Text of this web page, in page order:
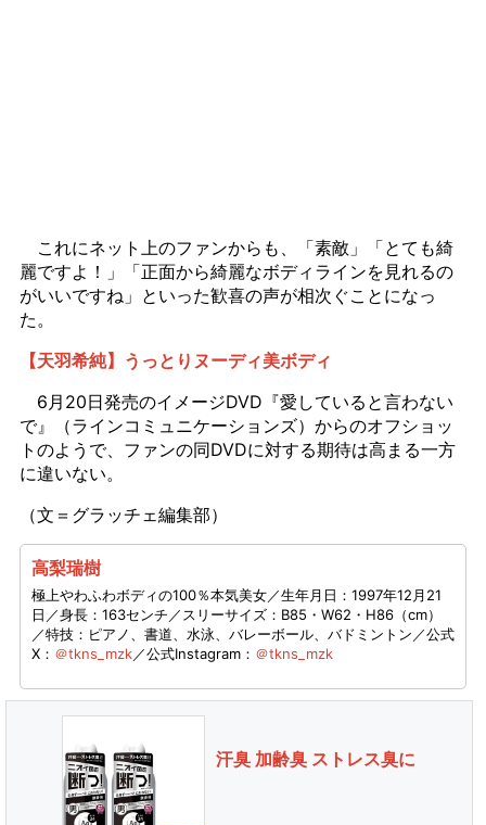
これにネット上のファンからも、「素敵」「とても綺
麗ですよ！」「正面から綺麗なボディラインを見れるの
がいいですね」といった歓喜の声が相次ぐことになっ
た。
【天羽希純】うっとりヌーディ美ボディ
6月20日発売のイメージDVD『愛していると言わない
で』（ラインコミュニケーションズ）からのオフショッ
トのようで、ファンの同DVDに対する期待は高まる一方
に違いない。
（文＝グラッチェ編集部）
高梨瑞樹
極上やわふわボディの100％本気美女／生年月日：1997年12月21
日／身長：163センチ／スリーサイズ：B85・W62・H86（cm）
／特技：ピアノ、書道、水泳、バレーボール、バドミントン／公式
X： ＠tkns_mzk／公式Instagram： ＠tkns_mzk
汗臭 加齢臭 ストレス臭に